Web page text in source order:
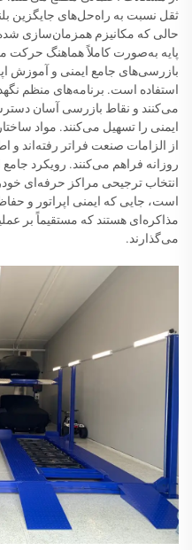
ثقل نسبت به راه‌حل‌های جایگزین
حالی که مکانیزم همزمان‌سازی
پایه به‌صورت کاملاً هماهنگ
بازرسی‌های جامع ایمنی و آموزش
استفاده است. برنامه‌های منظم
می‌کنند و نقاط بازرسی آسان
ایمنی را تسهیل می‌کنند. مواد
از الزامات صنعت فراتر رفته‌اند و
روزانه فراهم می‌کنند. رویکرد جامع
انتخاب ترجیحی مراکز حرفه‌ای
است، جایی که ایمنی اپراتور و
مذاکره‌ای هستند که مستقیماً بر
می‌گذارند.